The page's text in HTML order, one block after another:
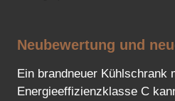
Neubewertung und
Ein brandneuer Kühlschrank
Energieeffizienzklasse C